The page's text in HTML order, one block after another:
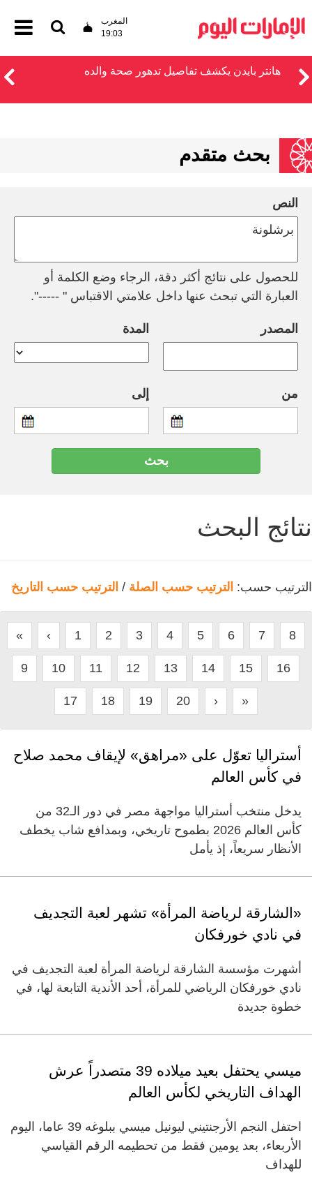
المغرب
19:03
هانتر بايدن يكشف تفاصيل تدهور صحة والده
بحث متقدم
النص
للحصول على نتائج أكثر دقة، الرجاء وضع الكلمة أو
العبارة التي تبحث عنها داخل علامتي الاقتباس " -----".
المصدر المدة
من إلى
نتائج البحث
الترتيب حسب: الترتيب حسب الصلة / الترتيب حسب التاريخ
« ‹ 1 2 3 4 5 6 7 8
9 10 11 12 13 14 15 16
17 18 19 20 › »
أستراليا تعوّل على «مراهق» لإيقاف محمد صلاح
في كأس العالم
يدخل منتخب أستراليا مواجهة مصر في دور الـ32 من
كأس العالم 2026 بطموح تاريخي، وبمدافع شاب يخطف
الأنظار سريعاً، إذ يأمل
«الشارقة لرياضة المرأة» تشهر لعبة التجديف
في نادي خورفكان
أشهرت مؤسسة الشارقة لرياضة المرأة لعبة التجديف في
نادي خورفكان الرياضي للمرأة، أحد الأندية التابعة لها، في
خطوة جديدة
ميسي يحتفل بعيد ميلاده 39 متصدراً عرش
الهداف التاريخي لكأس العالم
احتفل النجم الأرجنتيني ليونيل ميسي ببلوغه 39 عاما، اليوم
الأربعاء، بعد يومين فقط من تحطيمه الرقم القياسي
للهداف